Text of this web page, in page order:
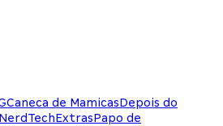
Caneca de MamicasDepois do
NerdTechExtrasPapo de